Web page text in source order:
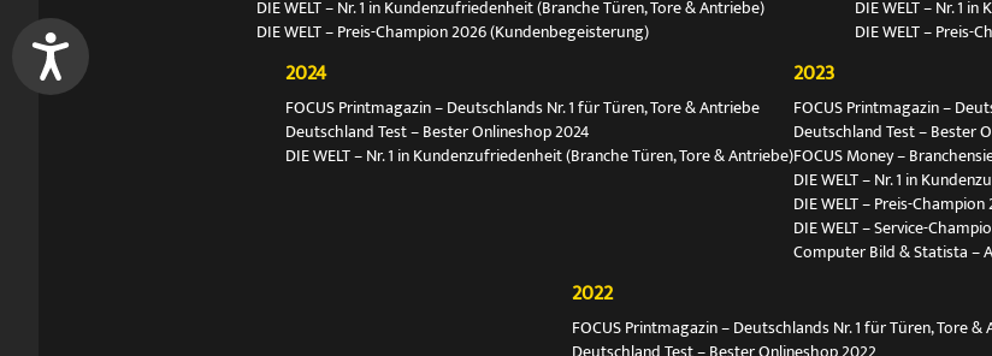
DIE WELT – Nr. 1 in Kundenzufriedenheit (Branche Türen, Tore & Antriebe)
DIE WELT – Preis-Champion 2026 (Kundenbegeisterung)
DIE WELT – Nr. 1
DIE WELT –
2024
FOCUS Printmagazin – Deutschlands Nr. 1 für Türen, Tore & Antriebe
Deutschland Test – Bester Onlineshop 2024
DIE WELT – Nr. 1 in Kundenzufriedenheit (Branche Türen, Tore & Antriebe)
2023
FOCUS Printmagazin –
Deutschland Test – Bester
FOCUS Money –
DIE WELT – Nr. 1 in
DIE WELT – Preis-
DIE WELT – Service-
Computer Bild & Statista –
2022
FOCUS Printmagazin – Deutschlands Nr. 1 für Türen, Tore &